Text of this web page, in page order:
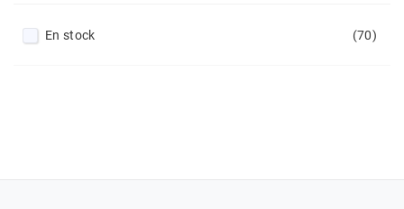
En stock (70)